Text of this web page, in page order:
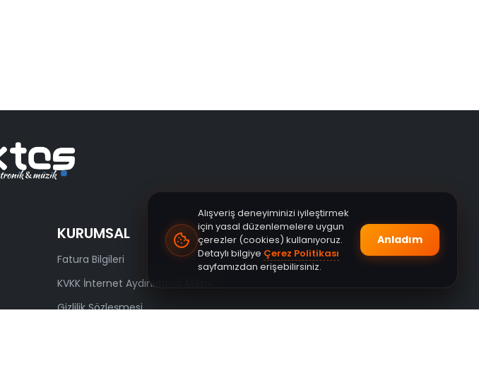
Alışveriş deneyiminizi iyileştirmek
için yasal düzenlemelere uygun
çerezler (cookies) kullanıyoruz.
Detaylı bilgiye Çerez Politikası
sayfamızdan erişebilirsiniz.
Anladım
KURUMSAL
Fatura Bilgileri
KVKK İnternet Aydınlatma Metni
Gizlilik Sözleşmesi